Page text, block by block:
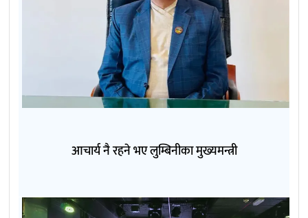
आचार्य नै रहने भए लुम्बिनीका मुख्यमन्त्री